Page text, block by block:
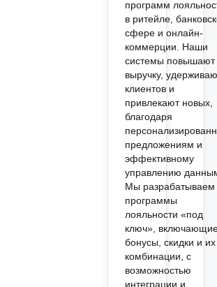
программ
в ритейле,
сфере и онлайн-
коммерции. Наши
системы повышают
выручку,
клиентов и
привлекают новых,
благодаря
предложениям и
эффективному
управлению
Мы разрабатываем
программы
лояльности «под
ключ»,
бонусы, скидки и их
комбинации, с
возможностью
интеграции и